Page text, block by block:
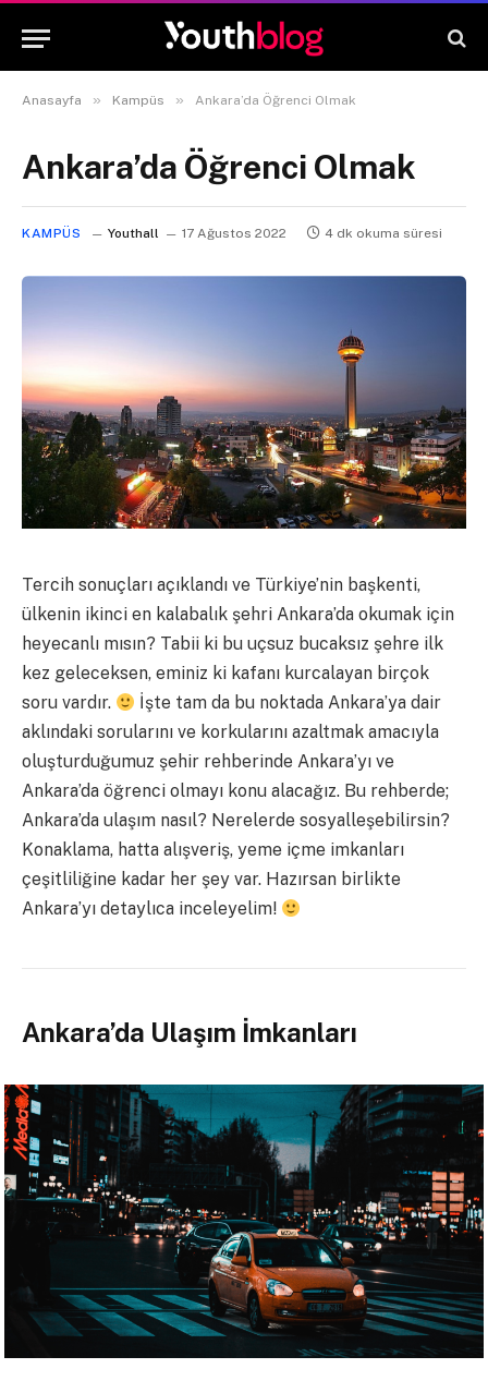
Anasayfa » Kampüs » Ankara’da Öğrenci Olmak
Ankara’da Öğrenci Olmak
KAMPÜS Youthall 17 Ağustos 2022 4 dk okuma süresi
Tercih sonuçları açıklandı ve Türkiye’nin başkenti,
ülkenin ikinci en kalabalık şehri Ankara’da okumak için
heyecanlı mısın? Tabii ki bu uçsuz bucaksız şehre ilk
kez geleceksen, eminiz ki kafanı kurcalayan birçok
soru vardır.
İşte tam da bu noktada Ankara’ya dair
aklındaki sorularını ve korkularını azaltmak amacıyla
oluşturduğumuz şehir rehberinde Ankara’yı ve
Ankara’da öğrenci olmayı konu alacağız. Bu rehberde;
Ankara’da ulaşım nasıl? Nerelerde sosyalleşebilirsin?
Konaklama, hatta alışveriş, yeme içme imkanları
çeşitliliğine kadar her şey var. Hazırsan birlikte
Ankara’yı detaylıca inceleyelim!
Ankara’da Ulaşım İmkanları